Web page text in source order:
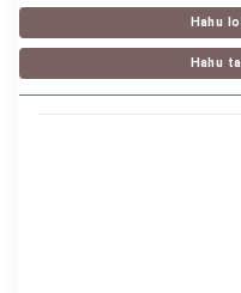
Hahu
Hahu